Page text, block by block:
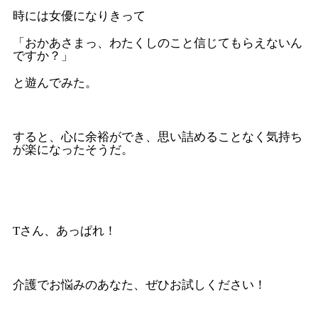
時には女優になりきって
「おかあさまっ、わたくしのこと信じてもらえないん
ですか？」
と遊んでみた。
すると、心に余裕ができ、思い詰めることなく気持ち
が楽になったそうだ。
Tさん、あっぱれ！
介護でお悩みのあなた、ぜひお試しください！